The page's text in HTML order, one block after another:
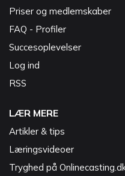
Priser og medlemskaber
FAQ - Profiler
Succesoplevelser
Log ind
RSS
LÆR MERE
Artikler & tips
Læringsvideoer
Tryghed på